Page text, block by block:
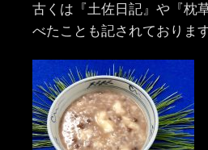
古くは『土佐日記』や『枕
べたことも記されておりま